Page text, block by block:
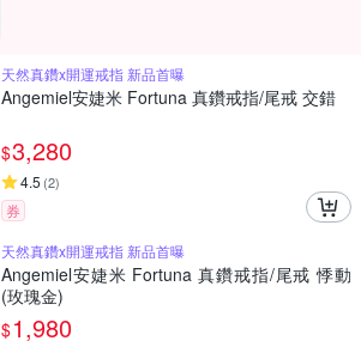
天然真鑽x開運戒指 新品首曝
Angemiel安婕米 Fortuna 真鑽戒指/尾戒 交錯
$3,280
4.5 (2)
券
天然真鑽x開運戒指 新品首曝
Angemiel安婕米 Fortuna 真鑽戒指/尾戒 悸動
(玫瑰金)
$1,980